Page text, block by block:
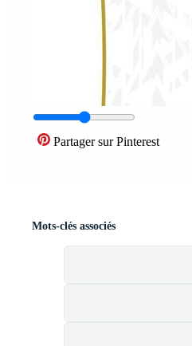
Partager sur Pinterest
Mots-clés associés